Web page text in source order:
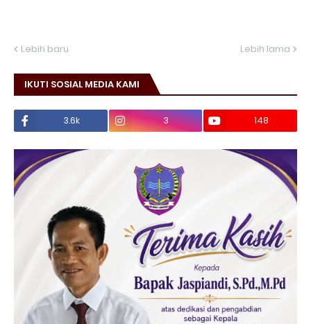
Lebih baru Lebih lama
IKUTI SOSIAL MEDIA KAMI
3.6k 3 148